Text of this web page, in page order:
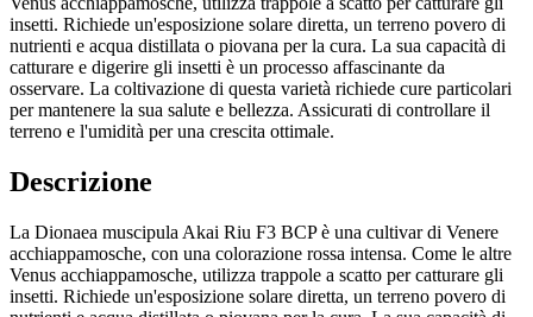
insetti. Richiede un'esposizione solare diretta, un terreno povero di
nutrienti e acqua distillata o piovana per la cura. La sua capacità di
catturare e digerire gli insetti è un processo affascinante da
osservare. La coltivazione di questa varietà richiede cure particolari
per mantenere la sua salute e bellezza. Assicurati di controllare il
terreno e l'umidità per una crescita ottimale.
Descrizione
La Dionaea muscipula Akai Riu F3 BCP è una cultivar di Venere
acchiappamosche, con una colorazione rossa intensa. Come le altre
Venus acchiappamosche, utilizza trappole a scatto per catturare gli
insetti. Richiede un'esposizione solare diretta, un terreno povero di